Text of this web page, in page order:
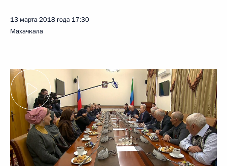
13 марта 2018 года 17:30
Махачкала